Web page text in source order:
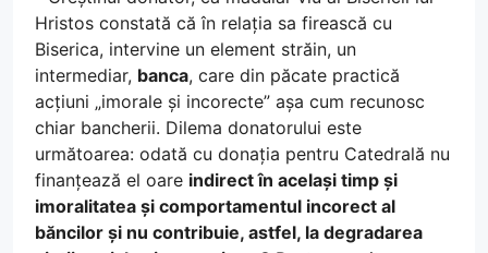
Hristos constată că în relația sa firească cu
Biserica, intervine un element străin, un
intermediar, banca, care din păcate practică
acțiuni „imorale și incorecte” așa cum recunosc
chiar bancherii. Dilema donatorului este
următoarea: odată cu donația pentru Catedrală nu
finanțează el oare indirect în același timp și
imoralitatea și comportamentul incorect al
băncilor și nu contribuie, astfel, la degradarea